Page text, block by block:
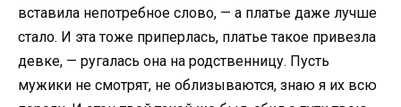
вставила непотребное слово, — а платье даже лучше
стало. И эта тоже приперлась, платье такое привезла
девке, — ругалась она на родственницу. Пусть
мужики не смотрят, не облизываются, знаю я их всю